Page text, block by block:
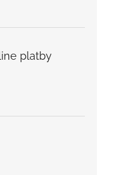
platby